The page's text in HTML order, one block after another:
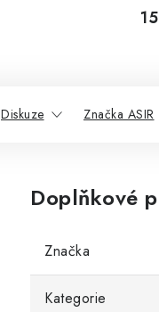
Diskuze Značka ASIR
Doplňkové
Značka
Kategorie